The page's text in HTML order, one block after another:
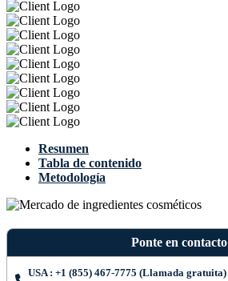
Resumen
Tabla de contenido
Metodología
Ponte en contacto
USA : +1 (855) 467-7775 (Llamada gratuita)